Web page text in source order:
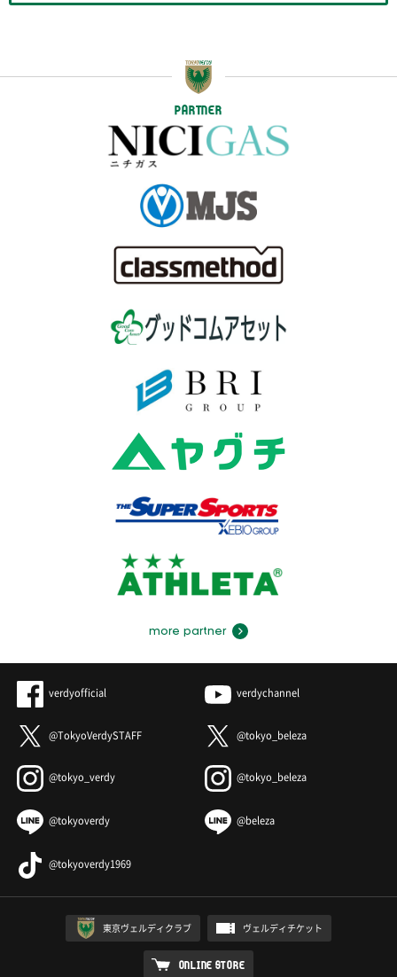
PARTNER
more partner
verdyofficial verdychannel
@TokyoVerdySTAFF @tokyo_beleza
@tokyo_verdy @tokyo_beleza
@tokyoverdy @beleza
@tokyoverdy1969
東京ヴェルディクラブ ヴェルディチケット
ONLINE STORE